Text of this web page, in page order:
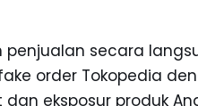
penjualan secara
order Tokopedia
dan eksposur produk